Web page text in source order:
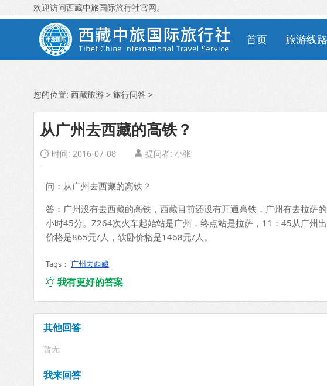
欢迎访问西藏中旅国际旅行社官网。
首页 旅游线路
您的位置: 西藏旅游 > 旅行问答 >
从广州去西藏的高铁？
 时间: 2016-07-08  提问者: 小张
问：从广州去西藏的高铁？
答：广州没有去西藏的高铁，西藏目前还没有开通高铁，广州有去拉萨的
小时45分。Z264次火车起始站是广州，终点站是拉萨，11：45从广州
价格是865元/人，软卧价格是1468元/人。
Tags： 广州去西藏
我有更好的答案
其他回答
暂无
我来回答